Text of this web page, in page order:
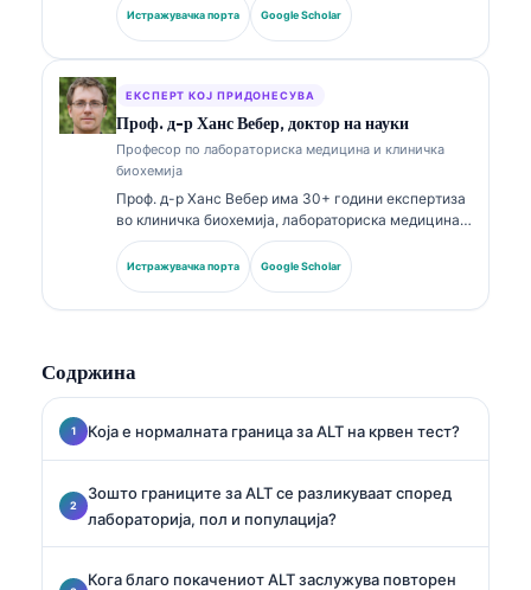
анализа. Има специјализирани сертификати во
клиничка хемија и има објавено обемно за панели
Истражувачка порта Google Scholar
ЕКСПЕРТ КОЈ ПРИДОНЕСУВА
Проф. д-р Ханс Вебер, доктор на науки
Професор по лабораториска медицина и клиничка
биохемија
Проф. д-р Ханс Вебер има 30+ години експертиза
во клиничка биохемија, лабораториска медицина и
истражување на биомаркери. Поранешен
претседател на Германското друштво за клиничка
хемија, тој се специјализира за анализа на
Истражувачка порта Google Scholar
Содржина
Која е нормалната граница за ALT на крвен тест?
Зошто границите за ALT се разликуваат според
лабораторија, пол и популација?
Кога благо покачениот ALT заслужува повторен